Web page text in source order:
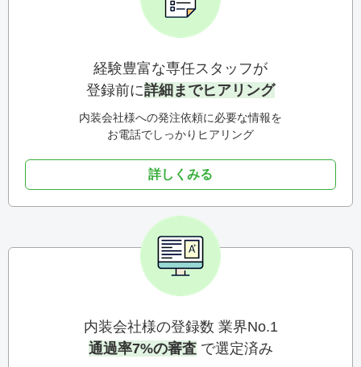
経験豊富な専任スタッフが
登録前に詳細までヒアリング
内装会社様への発注依頼に必要な情報を
お電話でしっかりヒアリング
詳しくみる
内装会社様の登録数 業界No.1
通過率7%の審査で選定済み